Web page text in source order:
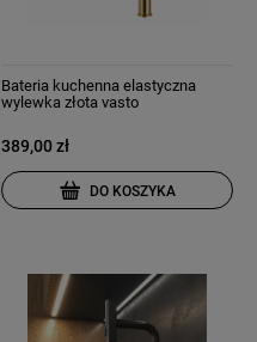
Bateria kuchenna elastyczna
wylewka złota vasto
389,00 zł
DO KOSZYKA